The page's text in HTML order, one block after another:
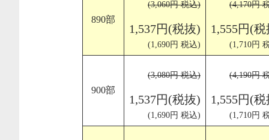
890部
(3,060円 税込)
1,537円(税抜)
(1,690円 税込)
(4,170円
1,555円(
(1,710円
900部
(3,080円 税込)
1,537円(税抜)
(1,690円 税込)
(4,190円
1,555円(
(1,710円